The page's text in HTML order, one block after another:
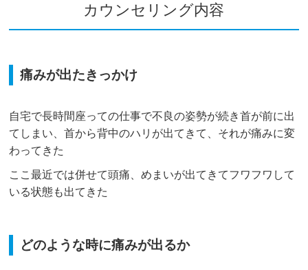
カウンセリング内容
痛みが出たきっかけ
自宅で長時間座っての仕事で不良の姿勢が続き首が前に出
てしまい、首から背中のハリが出てきて、それが痛みに変
わってきた
ここ最近では併せて頭痛、めまいが出てきてフワフワして
いる状態も出てきた
どのような時に痛みが出るか